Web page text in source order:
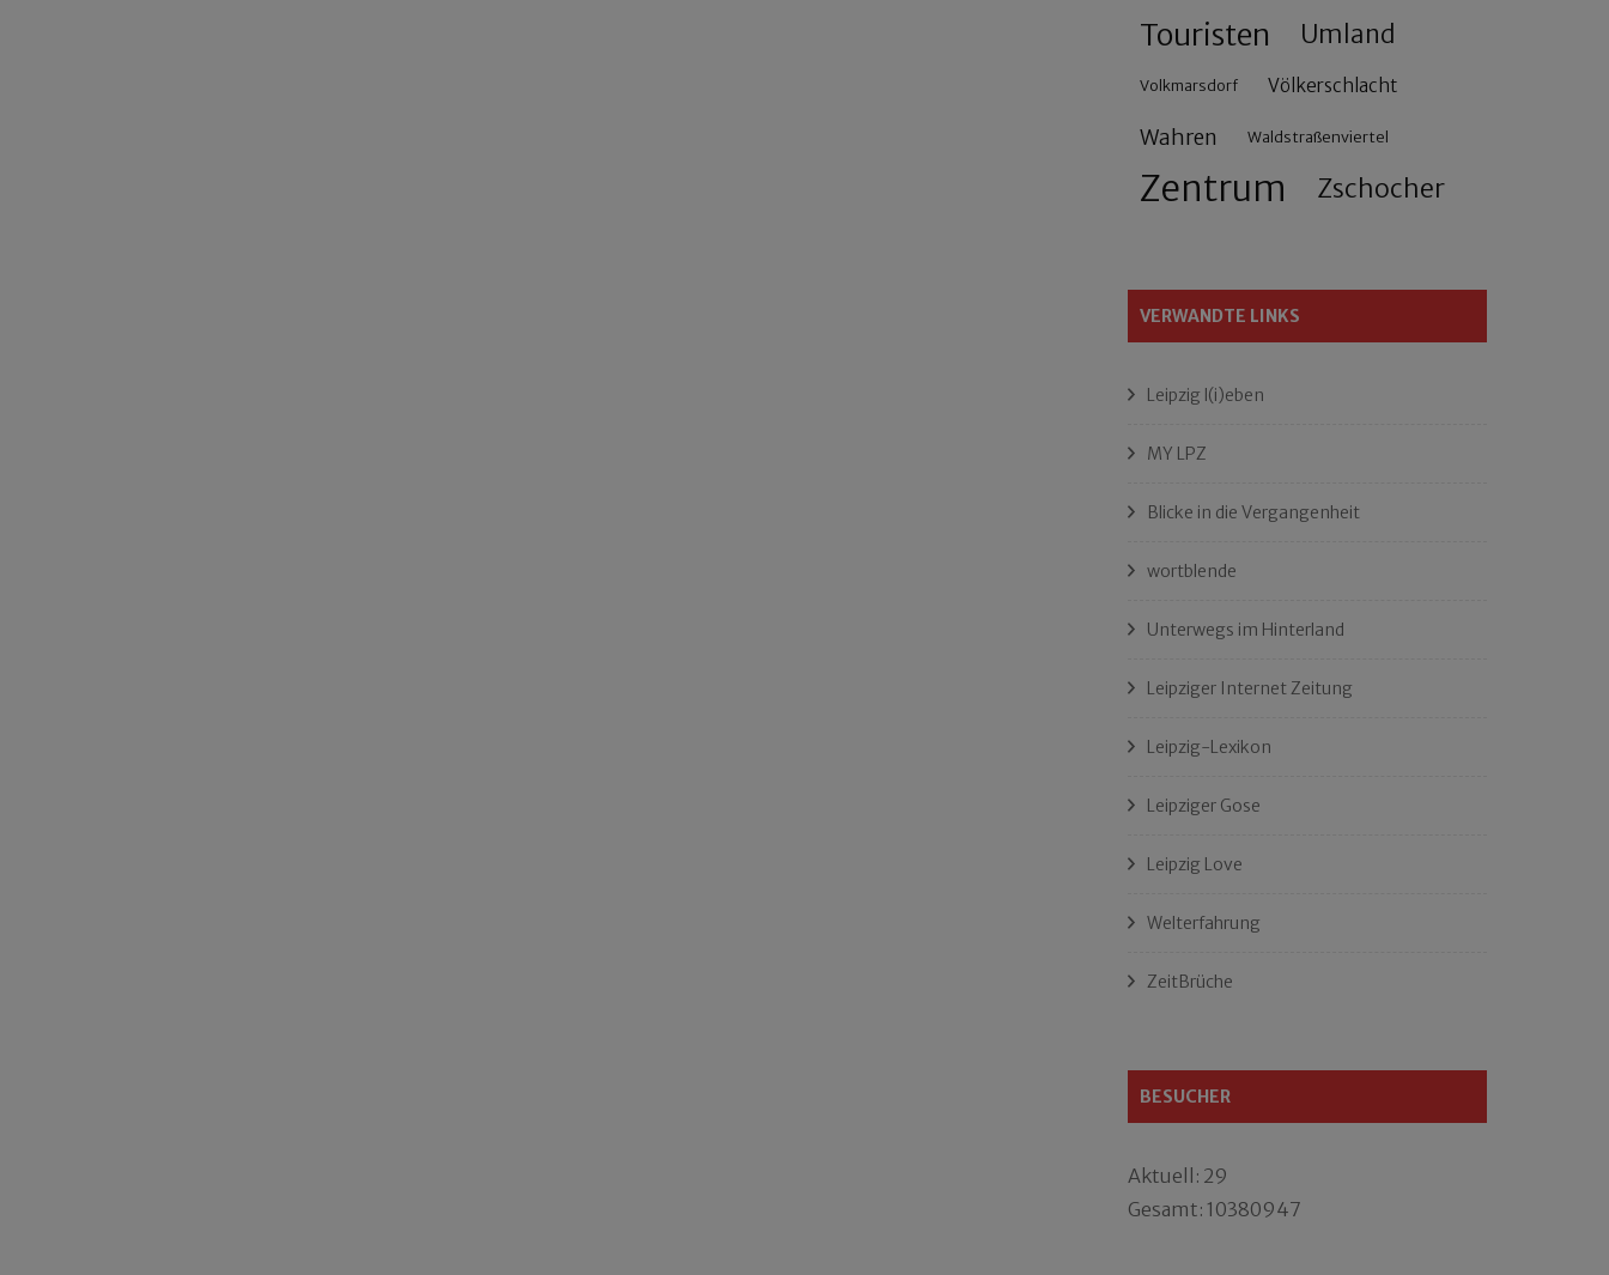
Touristen Umland
Volkmarsdorf Völkerschlacht
Wahren Waldstraßenviertel
Zentrum Zschocher
VERWANDTE LINKS
Leipzig l(i)eben
MY LPZ
Blicke in die Vergangenheit
wortblende
Unterwegs im Hinterland
Leipziger Internet Zeitung
Leipzig-Lexikon
Leipziger Gose
Leipzig Love
Welterfahrung
ZeitBrüche
BESUCHER
Aktuell: 29
Gesamt: 10380947